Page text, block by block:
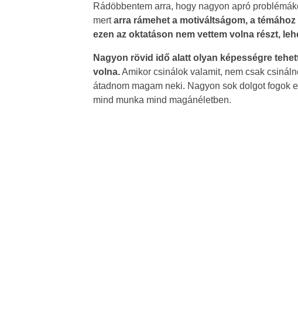
Rádöbbentem arra, hogy nagyon apró
mertarra rámehet a motiváltságom, a
ezen az oktatáson nem vettem volna részt,
Nagyon rövid idő alatt olyan képességre
volna.Amikor csinálok valamit, nem csak
átadnom magam neki. Nagyon sok dolgot fogok
mind munka mind magánéletben.